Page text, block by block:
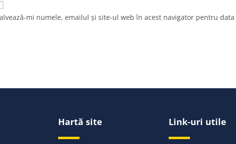
mi numele, emailul și site-ul web în acest navigator pentru
Hartă site Link-uri utile